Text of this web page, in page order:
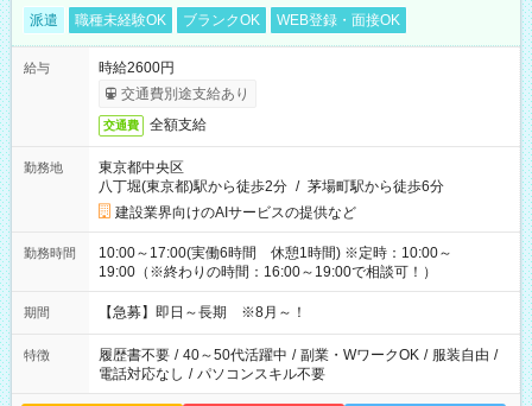
派遣 職種未経験OK ブランクOK WEB登録・面接OK
給与
時給2600円
交通費別途支給あり
交通費 全額支給
勤務地
東京都中央区
八丁堀(東京都)駅から徒歩2分 / 茅場町駅から徒歩6分
建設業界向けのAIサービスの提供など
勤務時間
10:00～17:00(実働6時間 休憩1時間) ※定時：10:00～
19:00（※終わりの時間：16:00～19:00で相談可！）
期間 【急募】即日～長期 ※8月～！
特徴 履歴書不要 / 40～50代活躍中 / 副業・WワークOK / 服装自由 /
電話対応なし / パソコンスキル不要